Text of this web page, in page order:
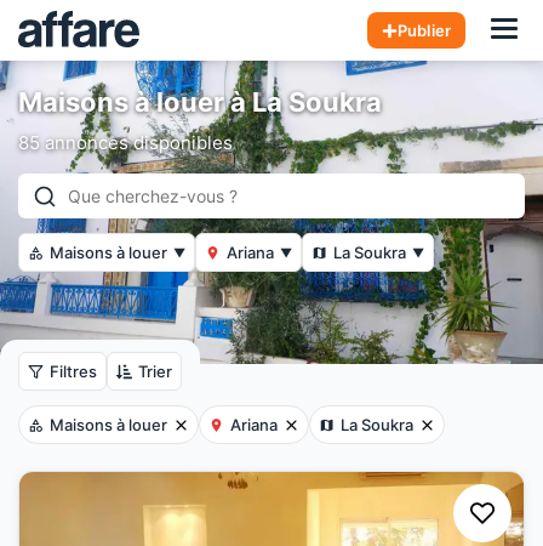
Publier
Maisons à louer à La Soukra
85 annonces disponibles
Maisons à louer ▼ Ariana ▼ La Soukra ▼
Filtres Trier
Maisons à louer Ariana La Soukra